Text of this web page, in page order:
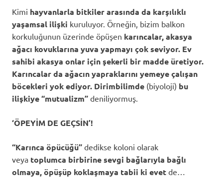
Kimi hayvanlarla bitkiler arasında da karşılıklı
yaşamsal ilişki kuruluyor. Örneğin, bizim balkon
korkuluğunun üzerinde öpüşen karıncalar, akasya
ağacı kovuklarına yuva yapmayı çok seviyor. Ev
sahibi akasya onlar için şekerli bir madde üretiyor.
Karıncalar da ağacın yapraklarını yemeye çalışan
böcekleri yok ediyor. Dirimbilimde (biyoloji) bu
ilişkiye “mutualizm” deniliyormuş.
‘ÖPEYİM DE GEÇSİN’!
“Karınca öpücüğü” dedikse koloni olarak
veya toplumca birbirine sevgi bağlarıyla bağlı
olmaya, öpüşüp koklaşmaya tabii ki evet de…